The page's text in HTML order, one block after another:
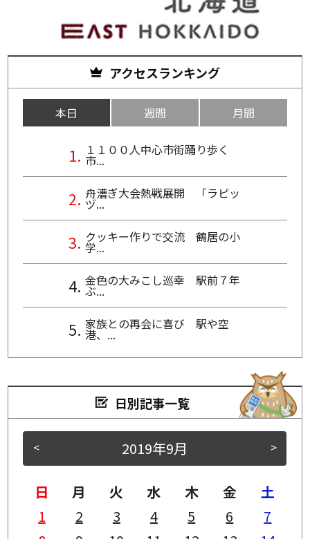
アクセスランキング
本日 週間 月間
１１００人中心市街踊り歩く
市...
舟漕ぎ大会熱戦展開 「ラピッ
ヅ...
クッキー作りで交流 鶴居の小
学...
金色の大みこし巡幸 駅前７年
ぶ...
家族との再会に喜び 駅や空
港、...
日別記事一覧
< >
2019年9月
日 月 火 水 木 金
土
1
2 3 4 5 6
7